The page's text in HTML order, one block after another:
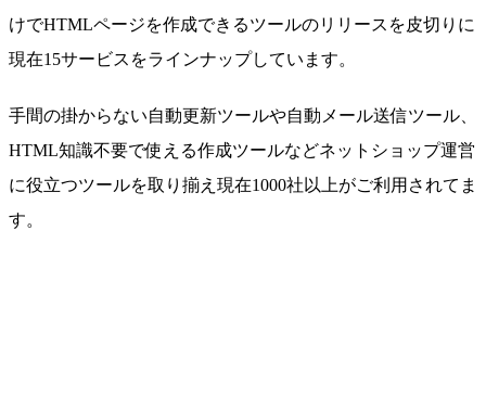
けでHTMLページを作成できるツールのリリースを皮切りに
現在15サービスをラインナップしています。
手間の掛からない自動更新ツールや自動メール送信ツール、
HTML知識不要で使える作成ツールなどネットショップ運営
に役立つツールを取り揃え現在1000社以上がご利用 されてま
す。